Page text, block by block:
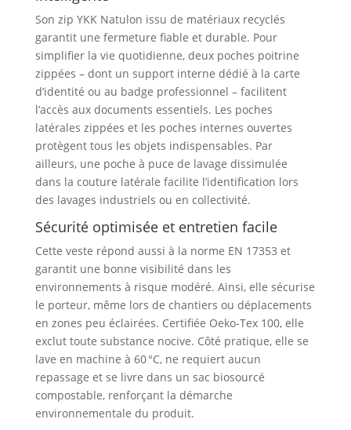
Son zip YKK Natulon issu de matériaux recyclés
garantit une fermeture fiable et durable. Pour
simplifier la vie quotidienne, deux poches poitrine
zippées – dont un support interne dédié à la carte
d’identité ou au badge professionnel – facilitent
l’accès aux documents essentiels. Les poches
latérales zippées et les poches internes ouvertes
protègent tous les objets indispensables. Par
ailleurs, une poche à puce de lavage dissimulée
dans la couture latérale facilite l’identification lors
des lavages industriels ou en collectivité.
Sécurité optimisée et entretien facile
Cette veste répond aussi à la norme EN 17353 et
garantit une bonne visibilité dans les
environnements à risque modéré. Ainsi, elle sécurise
le porteur, même lors de chantiers ou déplacements
en zones peu éclairées. Certifiée Oeko-Tex 100, elle
exclut toute substance nocive. Côté pratique, elle se
lave en machine à 60 °C, ne requiert aucun
repassage et se livre dans un sac biosourcé
compostable, renforçant la démarche
environnementale du produit.